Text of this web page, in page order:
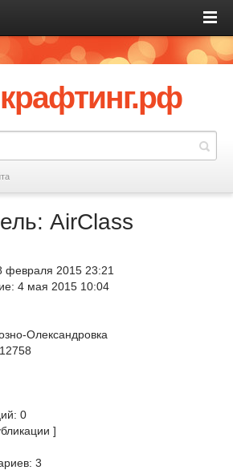
AirClass
февраля 2015 23:21
4 мая 2015 10:04
Олександровка
0
]
3